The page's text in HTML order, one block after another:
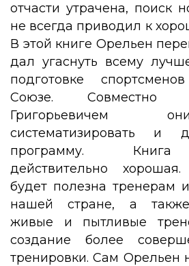
отчасти утрачена, поиск
не всегда приводил к
В этой книге Орельен
дал угаснуть всему
подготовке
Союзе. Совместно
Григорьевичем
систематизировать и
программу. Книга
действительно
будет полезна тренерам
нашей стране, а также
живые и пытливые
создание более
тренировки. Сам Орельен